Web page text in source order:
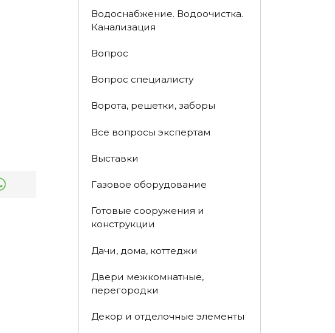
Водоснабжение. Водоочистка.
Канализация
Вопрос
Вопрос специалисту
Ворота, решетки, заборы
Все вопросы экспертам
Выставки
Газовое оборудование
Готовые сооружения и
конструкции
Дачи, дома, коттеджи
Двери межкомнатные,
перегородки
Декор и отделочные элементы